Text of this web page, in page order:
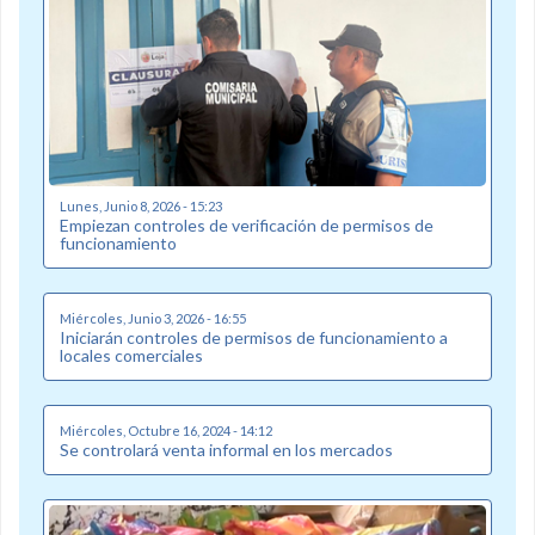
Lunes, Junio 8, 2026 - 15:23
Empiezan controles de verificación de permisos de
funcionamiento
Miércoles, Junio 3, 2026 - 16:55
Iniciarán controles de permisos de funcionamiento a
locales comerciales
Miércoles, Octubre 16, 2024 - 14:12
Se controlará venta informal en los mercados